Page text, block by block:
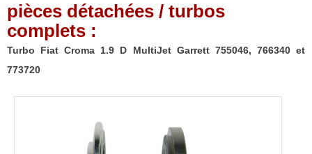
pièces détachées / turbos
complets :
Turbo Fiat Croma 1.9 D MultiJet Garrett 755046, 766340 et
773720